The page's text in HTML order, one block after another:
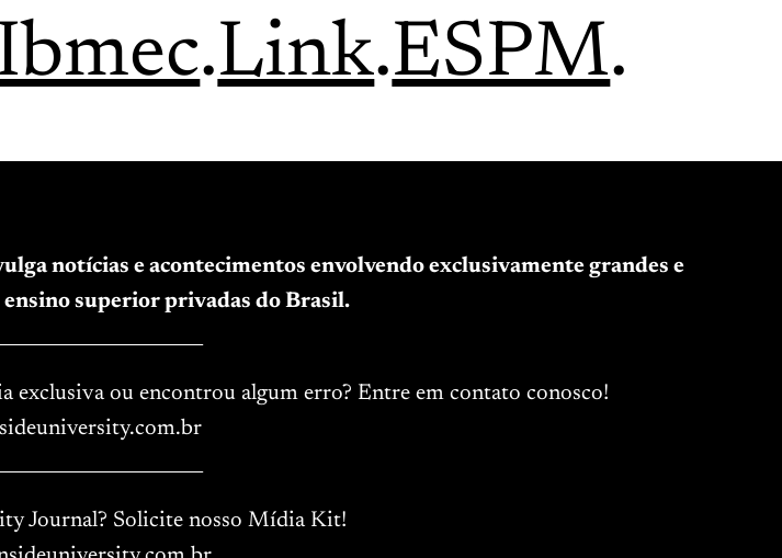
.Link.ESPM.
notícias e acontecimentos envolvendo exclusivamente grandes e
superior privadas do Brasil.
exclusiva ou encontrou algum erro? Entre em contato conosco!
Journal? Solicite nosso Mídia Kit!